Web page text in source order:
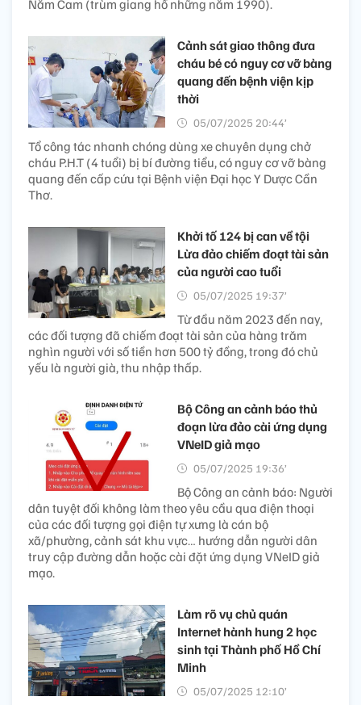
Năm Cam (trùm giang hồ những năm 1990).
Cảnh sát giao thông đưa
cháu bé có nguy cơ vỡ bàng
quang đến bệnh viện kịp
thời
05/07/2025 20:44’
Tổ công tác nhanh chóng dùng xe chuyên dụng chở
cháu P.H.T (4 tuổi) bị bí đường tiểu, có nguy cơ vỡ bàng
quang đến cấp cứu tại Bệnh viện Đại học Y Dược Cần
Thơ.
Khởi tố 124 bị can về tội
Lừa đảo chiếm đoạt tài sản
của người cao tuổi
05/07/2025 19:37’
Từ đầu năm 2023 đến nay,
các đối tượng đã chiếm đoạt tài sản của hàng trăm
nghìn người với số tiền hơn 500 tỷ đồng, trong đó chủ
yếu là người già, thu nhập thấp.
Bộ Công an cảnh báo thủ
đoạn lừa đảo cài ứng dụng
VNeID giả mạo
05/07/2025 19:36’
Bộ Công an cảnh báo: Người
dân tuyệt đối không làm theo yêu cầu qua điện thoại
của các đối tượng gọi điện tự xưng là cán bộ
xã/phường, cảnh sát khu vực… hướng dẫn người dân
truy cập đường dẫn hoặc cài đặt ứng dụng VNeID giả
mạo.
Làm rõ vụ chủ quán
Internet hành hung 2 học
sinh tại Thành phố Hồ Chí
Minh
05/07/2025 12:10’